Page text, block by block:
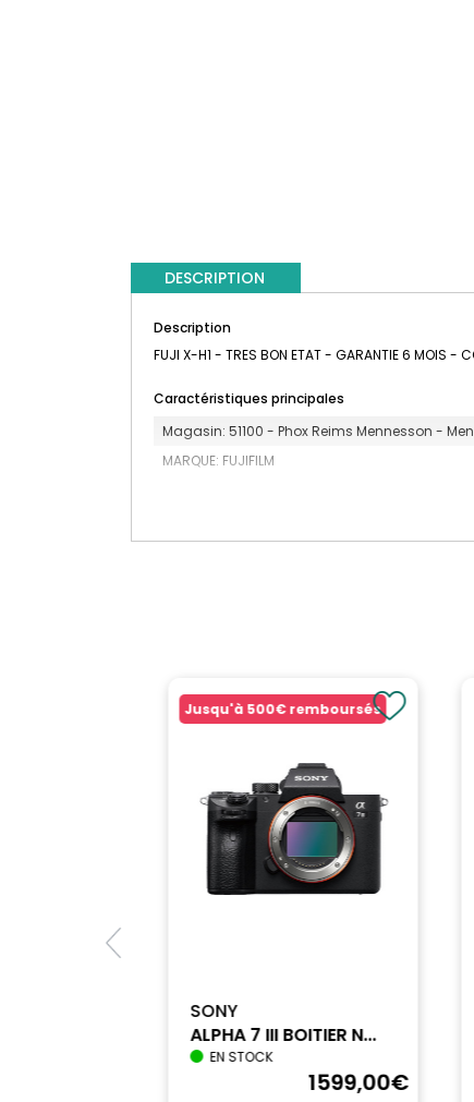
DESCRIPTION
Description
FUJI X-H1 - TRES BON ETAT - GARANTIE 6 MOIS -
Caractéristiques principales
Magasin: 51100 - Phox Reims Mennesson -
MARQUE: FUJIFILM
Jusqu'à 500€ remboursés
SONY
ALPHA 7 III BOITIER N...
EN STOCK
1599,00€